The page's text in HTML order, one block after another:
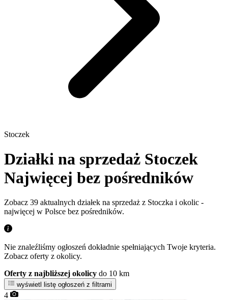
Stoczek
Działki na sprzedaż Stoczek
Najwięcej bez pośredników
Zobacz 39 aktualnych działek na sprzedaż z Stoczka i okolic -
najwięcej w Polsce bez pośredników.
Nie znaleźliśmy ogłoszeń dokładnie spełniających Twoje kryteria.
Zobacz oferty z okolicy.
Oferty z najbliższej okolicy do 10 km
wyświetl listę ogłoszeń z filtrami
4